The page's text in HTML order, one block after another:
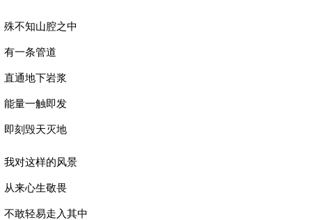
殊不知山腔之中
有一条管道
直通地下岩浆
能量一触即发
即刻毁天灭地
我对这样的风景
从来心生敬畏
不敢轻易走入其中